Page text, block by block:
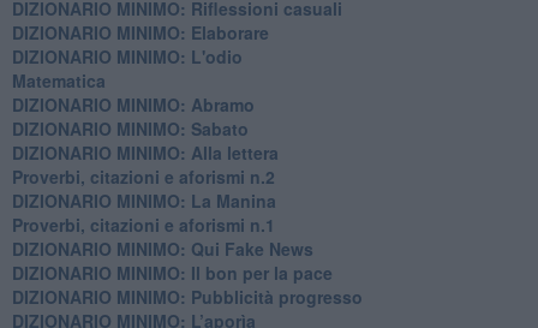
DIZIONARIO MINIMO: Riflessioni casuali
DIZIONARIO MINIMO: Elaborare
DIZIONARIO MINIMO: L'odio
​Matematica
DIZIONARIO MINIMO: Abramo
DIZIONARIO MINIMO: Sabato
​DIZIONARIO MINIMO: Alla lettera
Proverbi, citazioni e aforismi n.2
DIZIONARIO MINIMO: La Manina
​Proverbi, citazioni e aforismi n.1
DIZIONARIO MINIMO: Qui Fake News
DIZIONARIO MINIMO: ​Il bon per la pace
DIZIONARIO MINIMO: Pubblicità progresso
DIZIONARIO MINIMO: L’aporìa